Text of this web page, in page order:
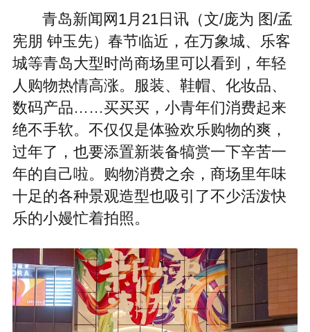
青岛新闻网1月21日讯（文/庞为 图/孟
宪朋 钟玉先）春节临近，在万象城、乐客
城等青岛大型时尚商场里可以看到，年轻
人购物热情高涨。服装、鞋帽、化妆品、
数码产品……买买买，小青年们消费起来
绝不手软。不仅仅是体验欢乐购物的爽，
过年了，也要添置新装备犒赏一下辛苦一
年的自己啦。购物消费之余，商场里年味
十足的各种景观造型也吸引了不少活泼快
乐的小嫚忙着拍照。